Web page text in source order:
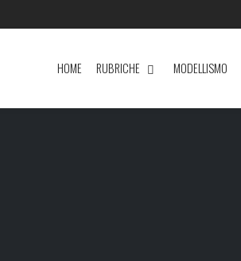
HOME RUBRICHE MODELLISMO